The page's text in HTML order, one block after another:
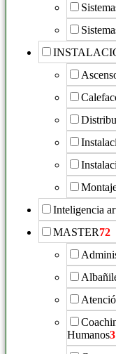
Inteligencia
MASTER72
Humanos3